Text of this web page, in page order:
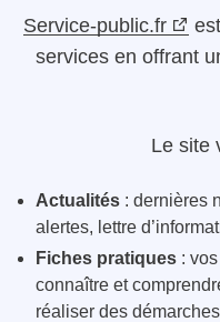
Service-public.fr
services en offrant
Le site
Actualités : dernières
alertes, lettre
Fiches pratiques :
connaître et
réaliser des démarches